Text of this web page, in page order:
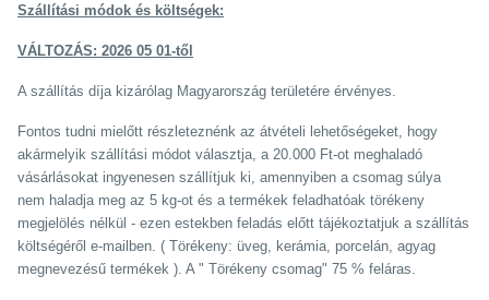
Szállítási módok és költségek:
VÁLTOZÁS: 2026 05 01-től
A szállítás díja kizárólag Magyarország területére érvényes.
Fontos tudni mielőtt részleteznénk az átvételi lehetőségeket, hogy
akármelyik szállítási módot választja, a 20.000 Ft-ot meghaladó
vásárlásokat ingyenesen szállítjuk ki, amennyiben a csomag súlya
nem haladja meg az 5 kg-ot és a termékek feladhatóak törékeny
megjelölés nélkül - ezen estekben feladás előtt tájékoztatjuk a szállítás
költségéről e-mailben. ( Törékeny: üveg, kerámia, porcelán, agyag
megnevezésű termékek ). A " Törékeny csomag" 75 % feláras.